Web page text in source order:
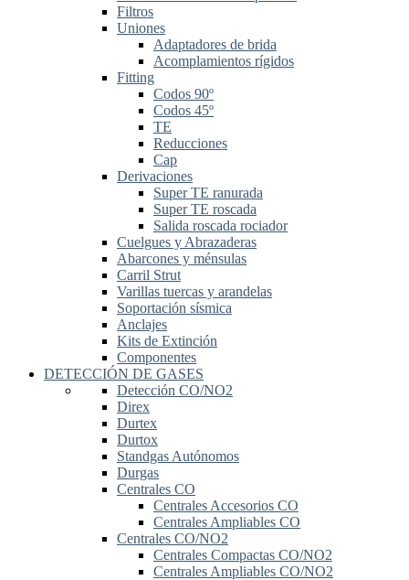
Filtros
Uniones
Adaptadores de brida
Acomplamientos rígidos
Fitting
Codos 90º
Codos 45º
TE
Reducciones
Cap
Derivaciones
Super TE ranurada
Super TE roscada
Salida roscada rociador
Cuelgues y Abrazaderas
Abarcones y ménsulas
Carril Strut
Varillas tuercas y arandelas
Soportación sísmica
Anclajes
Kits de Extinción
Componentes
DETECCIÓN DE GASES
Detección CO/NO2
Direx
Durtex
Durtox
Standgas Autónomos
Durgas
Centrales CO
Centrales Accesorios CO
Centrales Ampliables CO
Centrales CO/NO2
Centrales Compactas CO/NO2
Centrales Ampliables CO/NO2